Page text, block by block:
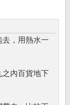
，用熱水一
之內百貨地下